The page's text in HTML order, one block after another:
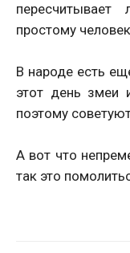
простому
В народе есть
этот день змеи
поэтому
А вот что
так это